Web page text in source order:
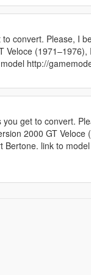
convert. Please, I
Veloce
http://
get to convert.
2000 GT
Bertone. link to